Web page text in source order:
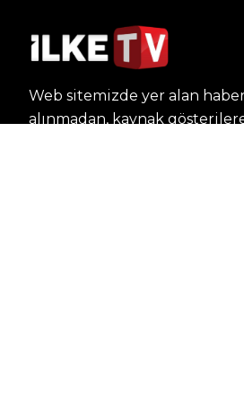
Web sitemizde yer alan
alınmadan, kaynak